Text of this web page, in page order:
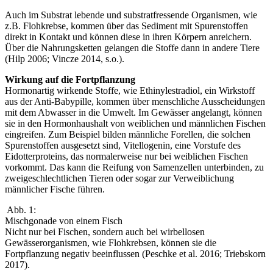
Auch im Substrat lebende und substratfressende Organismen, wie
z.B. Flohkrebse, kommen über das Sediment mit Spurenstoffen
direkt in Kontakt und können diese in ihren Körpern anreichern.
Über die Nahrungsketten gelangen die Stoffe dann in andere Tiere
(Hilp 2006; Vincze 2014, s.o.).
Wirkung auf die Fortpflanzung
Hormonartig wirkende Stoffe, wie Ethinylestradiol, ein Wirkstoff
aus der Anti-Babypille, kommen über menschliche Ausscheidungen
mit dem Abwasser in die Umwelt. Im Gewässer angelangt, können
sie in den Hormonhaushalt von weiblichen und männlichen Fischen
eingreifen. Zum Beispiel bilden männliche Forellen, die solchen
Spurenstoffen ausgesetzt sind, Vitellogenin, eine Vorstufe des
Eidotterproteins, das normalerweise nur bei weiblichen Fischen
vorkommt. Das kann die Reifung von Samenzellen unterbinden, zu
zweigeschlechtlichen Tieren oder sogar zur Verweiblichung
männlicher Fische führen.
Abb. 1:
Mischgonade von einem Fisch
Nicht nur bei Fischen, sondern auch bei wirbellosen
Gewässerorganismen, wie Flohkrebsen, können sie die
Fortpflanzung negativ beeinflussen (Peschke et al. 2016; Triebskorn
2017).